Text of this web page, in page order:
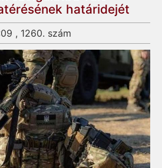
határidejét
, 1260. szám